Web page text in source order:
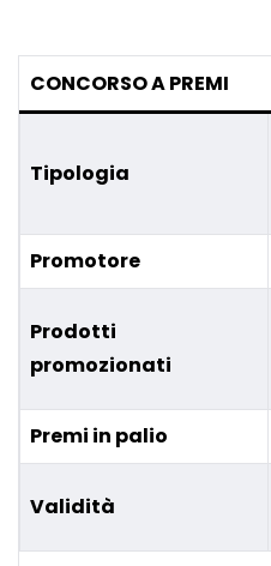
CONCORSO A PREMI
Tipologia
Promotore
Prodotti
promozionati
Premi in palio
Validità